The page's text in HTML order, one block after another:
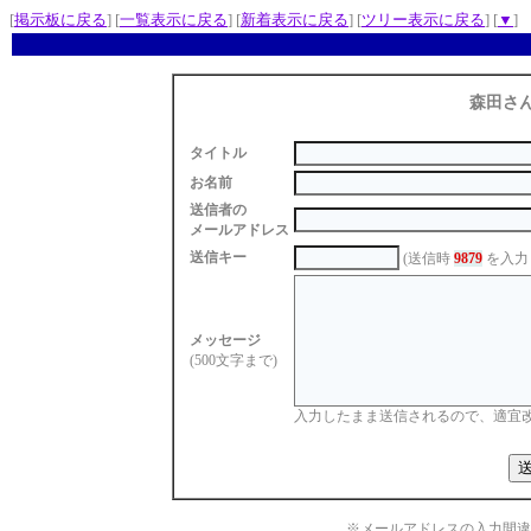
[掲示板に戻る] [一覧表示に戻る] [新着表示に戻る] [ツリー表示に戻る] [▼ ]
森田さ
タイトル
お名前
送信者の
メールアドレス
送信キー
(送信時 9879を入力
メッセージ
(500文字まで)
入力したまま送信されるので、適宜